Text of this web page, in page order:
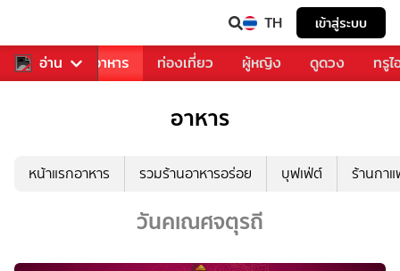
TH เข้าสู่ระบบ
อ่าน
การเพลง อาหาร ท่องเที่ยว ผู้หญิง ดูดวง ทรู
อาหาร
หน้าแรกอาหาร รวมร้านอาหารอร่อย บุฟเฟ่ต์ ร้านกา
วันคเณศจตุรถี